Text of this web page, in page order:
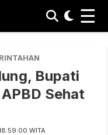
☰
Bupati
Sehat
WITA